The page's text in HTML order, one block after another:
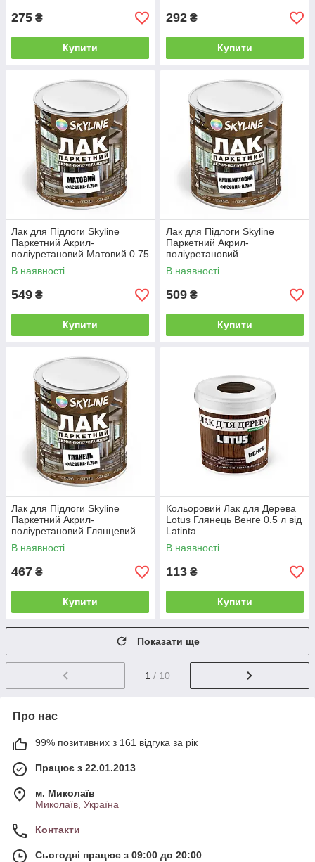
275 ₴
Купити
292 ₴
Купити
Лак для Підлоги Skyline
Паркетний Акрил-
поліуретановий Матовий 0.75
л від Latinta
В наявності
549 ₴
Купити
Лак для Підлоги Skyline
Паркетний Акрил-
поліуретановий
Напівматовий 0.75 л від
Latinta
В наявності
509 ₴
Купити
Лак для Підлоги Skyline
Паркетний Акрил-
поліуретановий Глянцевий
0.75 л від Latinta
В наявності
467 ₴
Купити
Кольоровий Лак для Дерева
Lotus Глянець Венге 0.5 л від
Latinta
В наявності
113 ₴
Купити
Показати ще
1 / 10
Про нас
99% позитивних з 161 відгука за рік
Працює з 22.01.2013
м. Миколаїв
Миколаїв, Україна
Контакти
Сьогодні працює з 09:00 до 20:00